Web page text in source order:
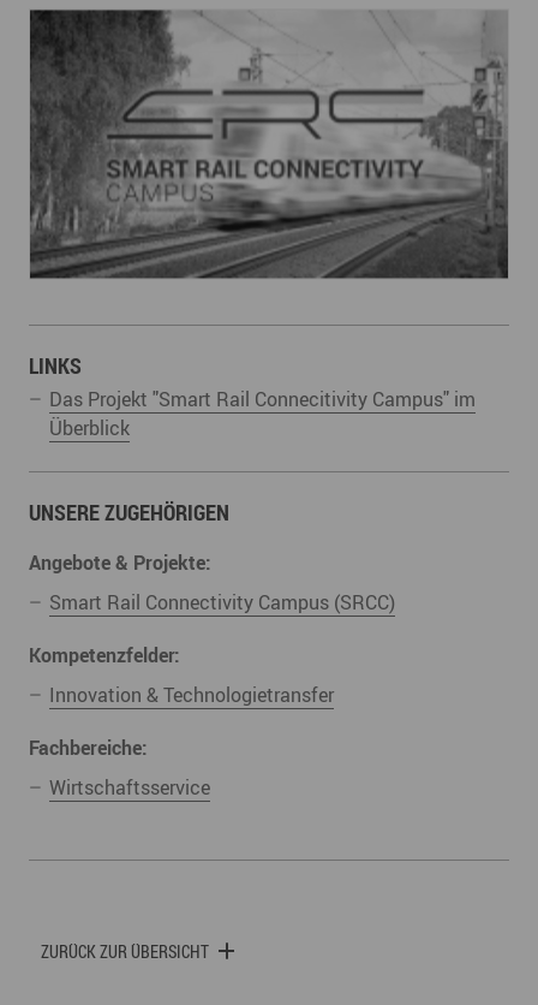
LINKS
Das Projekt "Smart Rail Connecitivity Campus" im
Überblick
UNSERE ZUGEHÖRIGEN
Angebote & Projekte:
Smart Rail Connectivity Campus (SRCC)
Kompetenzfelder:
Innovation & Technologietransfer
Fachbereiche:
Wirtschaftsservice
ZURÜCK ZUR ÜBERSICHT